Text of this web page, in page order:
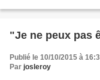
"Je ne peux pas
Publié le 10/10/2015 à
Par josleroy